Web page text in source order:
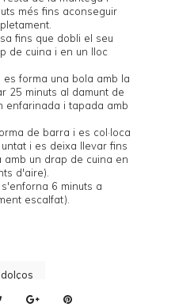
més fins aconseguir
fins que dobli el seu
de cuina i en un lloc
forma una bola amb la
25 minuts al damunt de
enfarinada i tapada amb
de barra i es col·loca
i es deixa llevar fins
amb un drap de cuina en
d'aire).
6 minuts a
escalfat).